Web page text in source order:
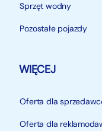
Sprzęt wodny
Pozostałe pojazdy
WIĘCEJ
Oferta dla
Oferta dla